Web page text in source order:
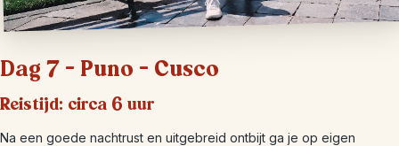
Dag 7 – Puno – Cusco
Reistijd: circa 6 uur
Na een goede nachtrust en uitgebreid ontbijt ga je op eigen